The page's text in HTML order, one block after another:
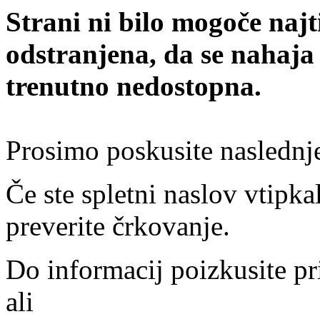
Strani ni bilo mogoče
odstranjena, da se
trenutno nedostopna.
Prosimo poskusite
Če ste spletni naslov
preverite črkovanje.
Do informacij poizkusite
ali